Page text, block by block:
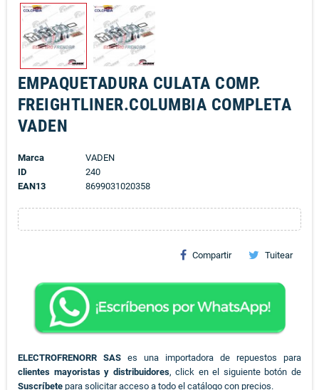
EMPAQUETADURA CULATA COMP.
FREIGHTLINER.COLUMBIA COMPLETA
VADEN
Marca
VADEN
ID
240
EAN13
8699031020358
Compartir Tuitear
ELECTROFRENORR SAS es una importadora de repuestos para
clientes mayoristas y distribuidores, click en el siguiente botón de
Suscríbete para solicitar acceso a todo el catálogo con precios.